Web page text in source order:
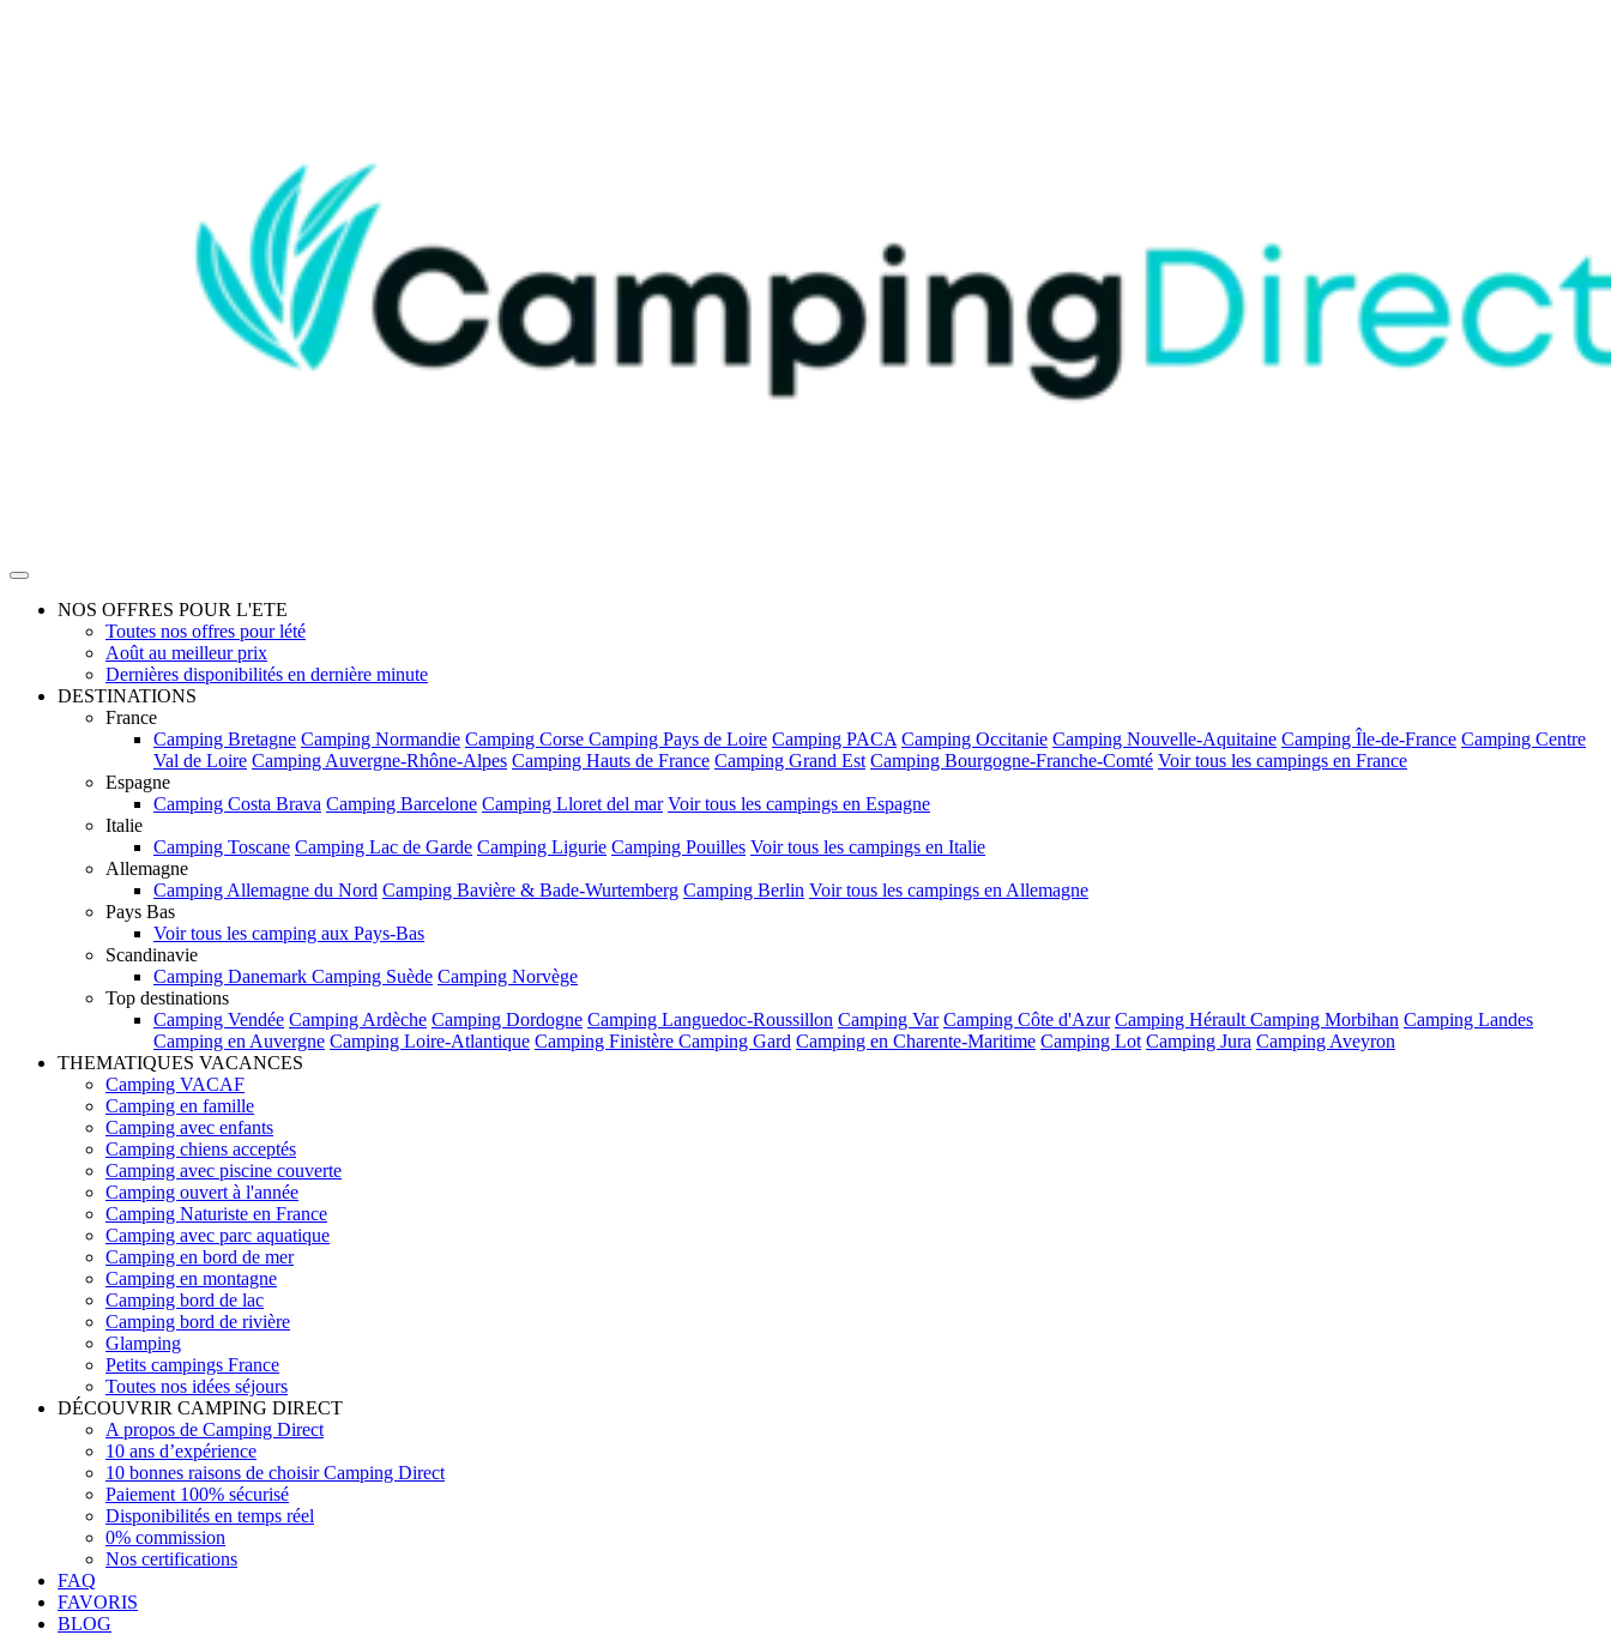
NOS OFFRES POUR L'ETE
Toutes nos offres pour lété
Août au meilleur prix
Dernières disponibilités en dernière minute
DESTINATIONS
France
Camping Bretagne Camping Normandie Camping Corse Camping Pays de Loire Camping PACA Camping Occitanie Camping Nouvelle-Aquitaine Camping Île-de-France Camping Centre
Val de Loire Camping Auvergne-Rhône-Alpes Camping Hauts de France Camping Grand Est Camping Bourgogne-Franche-Comté Voir tous les campings en France
Espagne
Camping Costa Brava Camping Barcelone Camping Lloret del mar Voir tous les campings en Espagne
Italie
Camping Toscane Camping Lac de Garde Camping Ligurie Camping Pouilles Voir tous les campings en Italie
Allemagne
Camping Allemagne du Nord Camping Bavière & Bade-Wurtemberg Camping Berlin Voir tous les campings en Allemagne
Pays Bas
Voir tous les camping aux Pays-Bas
Scandinavie
Camping Danemark Camping Suède Camping Norvège
Top destinations
Camping Vendée Camping Ardèche Camping Dordogne Camping Languedoc-Roussillon Camping Var Camping Côte d'Azur Camping Hérault Camping Morbihan Camping Landes
Camping en Auvergne Camping Loire-Atlantique Camping Finistère Camping Gard Camping en Charente-Maritime Camping Lot Camping Jura Camping Aveyron
THEMATIQUES VACANCES
Camping VACAF
Camping en famille
Camping avec enfants
Camping chiens acceptés
Camping avec piscine couverte
Camping ouvert à l'année
Camping Naturiste en France
Camping avec parc aquatique
Camping en bord de mer
Camping en montagne
Camping bord de lac
Camping bord de rivière
Glamping
Petits campings France
Toutes nos idées séjours
DÉCOUVRIR CAMPING DIRECT
A propos de Camping Direct
10 ans d’expérience
10 bonnes raisons de choisir Camping Direct
Paiement 100% sécurisé
Disponibilités en temps réel
0% commission
Nos certifications
FAQ
FAVORIS
BLOG